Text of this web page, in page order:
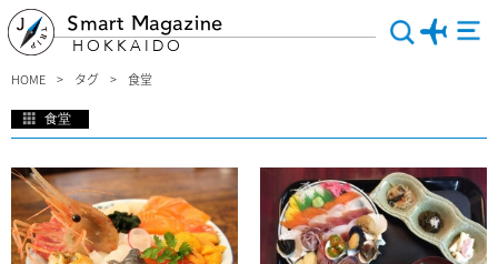
Smart Magazine
HOKKAIDO
HOME タグ 食堂
食堂
地元の人々に長く愛され親しまれてきた味に出逢うには食堂が一番です。おひとり
様でも気兼ねなく！お友達とふらっと！ご家族で楽しく！北海道の味と人情に触れ
ることのできるお店探しにお役立てください。